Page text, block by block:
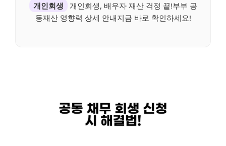
개인회생
개인회생, 배우자 재산 걱정 끝!부부 공
동재산 영향력 상세 안내지금 바로 확인하세요!